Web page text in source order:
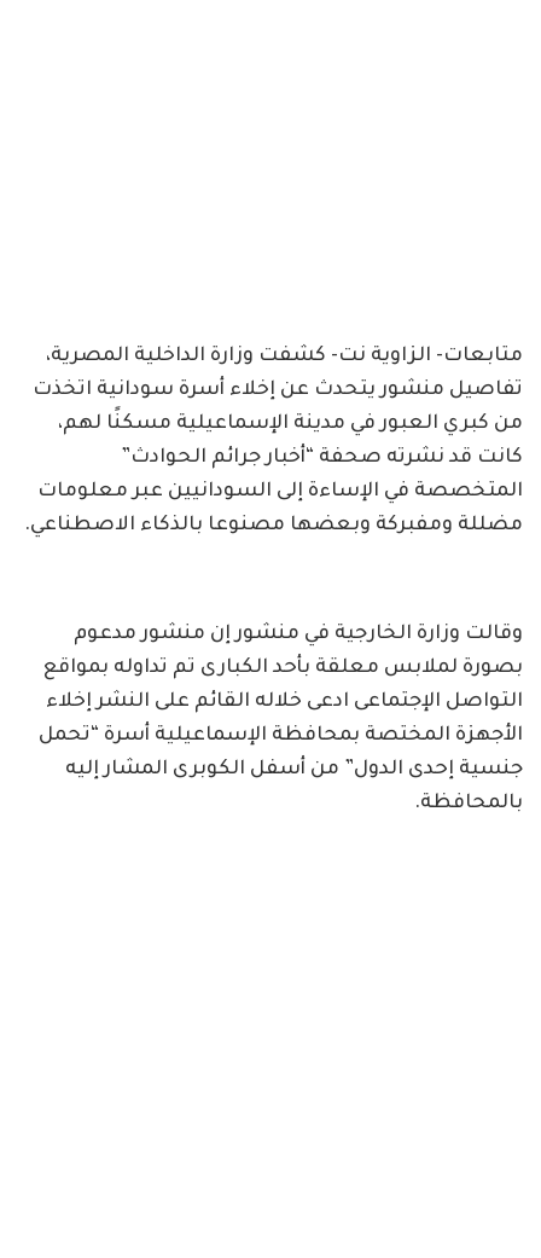
متابعات- الزاوية نت- كشفت وزارة الداخلية المصرية،
تفاصيل منشور يتحدث عن إخلاء أسرة سودانية اتخذت
من كبري العبور في مدينة الإسماعيلية مسكنًا لهم،
كانت قد نشرته صحفة “أخبار جرائم الحوادث”
المتخصصة في الإساءة إلى السودانيين عبر معلومات
مضللة ومفبركة وبعضها مصنوعا بالذكاء الاصطناعي.
وقالت وزارة الخارجية في منشور إن منشور مدعوم
بصورة لملابس معلقة بأحد الكبارى تم تداوله بمواقع
التواصل الإجتماعى ادعى خلاله القائم على النشر إخلاء
الأجهزة المختصة بمحافظة الإسماعيلية أسرة “تحمل
جنسية إحدى الدول” من أسفل الكوبرى المشار إليه
بالمحافظة.